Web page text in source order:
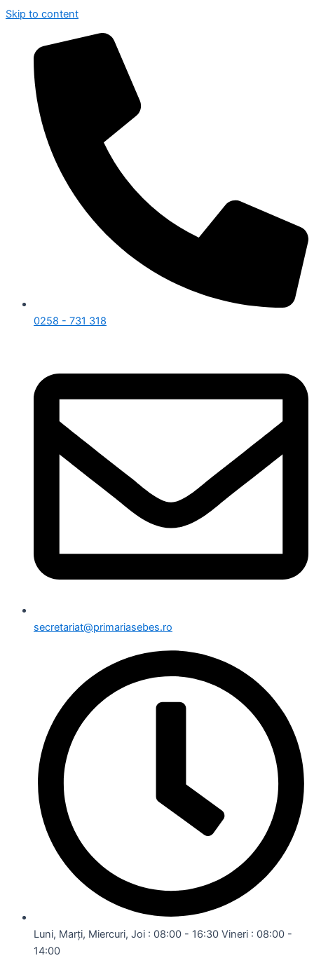
Skip to content
0258 - 731 318
secretariat@primariasebes.ro
Luni, Marți, Miercuri, Joi : 08:00 - 16:30 Vineri : 08:00 -
14:00